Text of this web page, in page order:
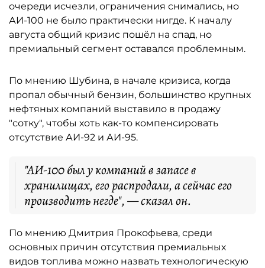
очереди исчезли, ограничения снимались, но
АИ-100 не было практически нигде. К началу
августа общий кризис пошёл на спад, но
премиальный сегмент оставался проблемным.
По мнению Шубина, в начале кризиса, когда
пропал обычный бензин, большинство крупных
нефтяных компаний выставило в продажу
"сотку", чтобы хоть как-то компенсировать
отсутствие АИ-92 и АИ-95.
"АИ-100 был у компаний в запасе в
хранилищах, его распродали, а сейчас его
производить негде", — сказал он.
По мнению Дмитрия Прокофьева, среди
основных причин отсутствия премиальных
видов топлива можно назвать технологическую